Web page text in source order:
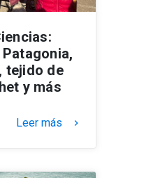
tejido de
y más
Leer más keyboard_arrow_right